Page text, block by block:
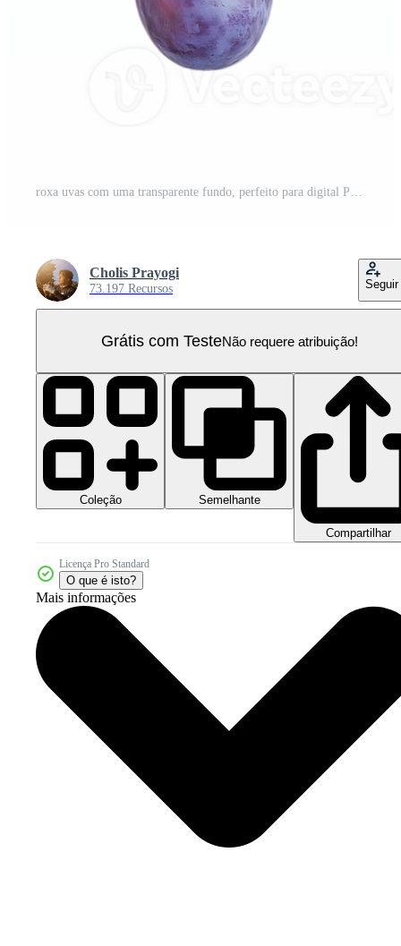
roxa uvas com uma transparente fundo, perfeito para digital Projeto e gráfico projetos PNG Pro
Cholis Prayogi
73.197 Recursos Seguir
Grátis com TesteNão requere atribuição!
Coleção Semelhante
Compartilhar
Licença Pro Standard
O que é isto?
Mais informações